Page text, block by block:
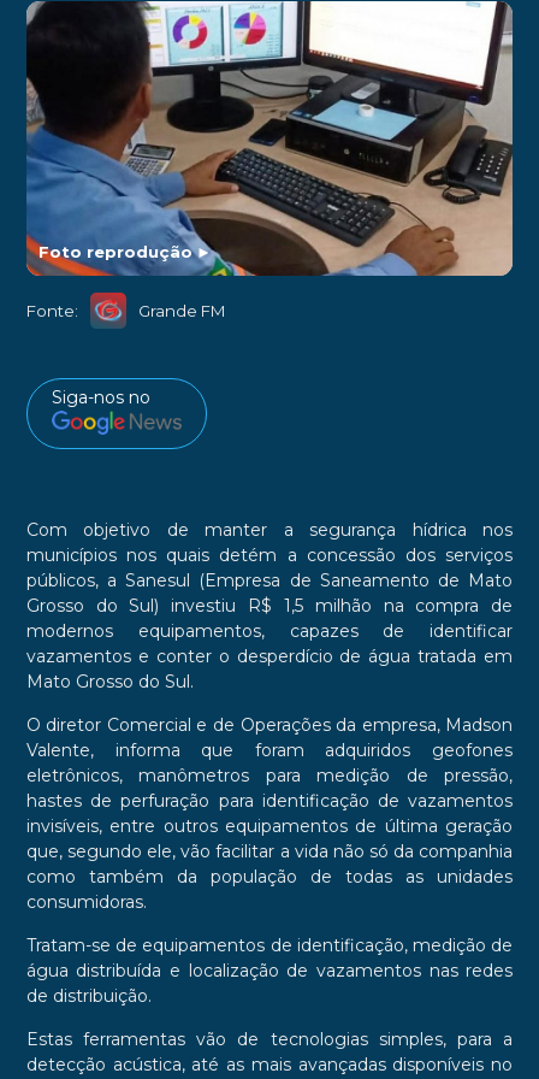
Foto reprodução►
Fonte: Grande FM
Siga-nos no
Com objetivo de manter a segurança hídrica nos
municípios nos quais detém a concessão dos serviços
públicos, a Sanesul (Empresa de Saneamento de Mato
Grosso do Sul) investiu R$ 1,5 milhão na compra de
modernos equipamentos, capazes de identificar
vazamentos e conter o desperdício de água tratada em
Mato Grosso do Sul.
O diretor Comercial e de Operações da empresa, Madson
Valente, informa que foram adquiridos geofones
eletrônicos, manômetros para medição de pressão,
hastes de perfuração para identificação de vazamentos
invisíveis, entre outros equipamentos de última geração
que, segundo ele, vão facilitar a vida não só da companhia
como também da população de todas as unidades
consumidoras.
Tratam-se de equipamentos de identificação, medição de
água distribuída e localização de vazamentos nas redes
de distribuição.
Estas ferramentas vão de tecnologias simples, para a
detecção acústica, até as mais avançadas disponíveis no